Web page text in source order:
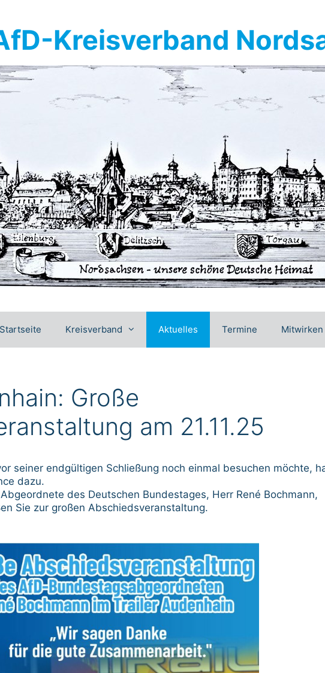
Kreisverband
Startseite Kreisverband Aktuelles Termine Mitwirken
Große
am 21.11.25
seiner endgültigen Schließung noch einmal besuchen möchte,
dazu.
des Deutschen Bundestages, Herr René Bochmann,
Sie zur großen Abschiedsveranstaltung.